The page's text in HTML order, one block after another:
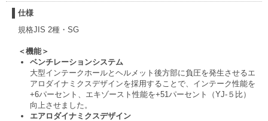
仕様
規格JIS 2種・SG
＜機能＞
ベンチレーションシステム
大型インテークホールとヘルメット後方部に負圧を発生させるエ
アロダイナミクスデザインを採用することで、インテーク性能を
+6パーセント、エキゾースト性能を+51パーセント（YJ-５比）
向上させました。
エアロダイナミクスデザイン